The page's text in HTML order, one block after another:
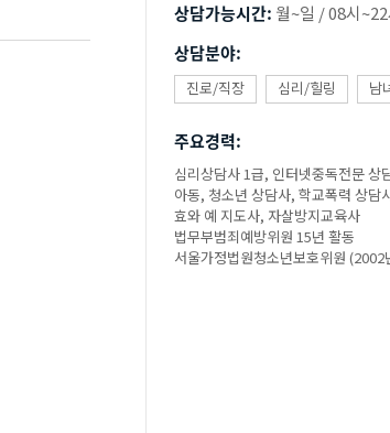
상담가능시간: 월~일 / 08시~22
상담분야:
진로/직장 심리/힐링 남
주요경력:
심리상담사 1급, 인터넷중독전문 상
아동, 청소년 상담사, 학교폭력 상담
효와 예 지도사, 자살방지교육사
법무부범죄예방위원 15년 활동
서울가정법원청소년보호위원 (2002